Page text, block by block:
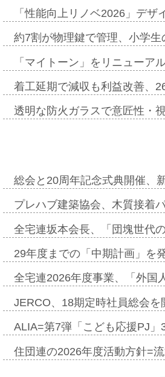
「性能向上リノベ2026」デ
約7割が物理鍵で管理、小学
「マイトーン」をリニュー
着工延期で減収も利益改善、
透明な防火ガラスで意匠性・
総会と20周年記念式典開催、
プレハブ建築協会、木質接着
全宅連坂本会長、「団塊世代
29年度までの「中期計画」を
全宅連2026年度事業、「外
JERCO、18期定時社員総会
ALIA=第7弾「こども応援PJ
住団連の2026年度活動方針=